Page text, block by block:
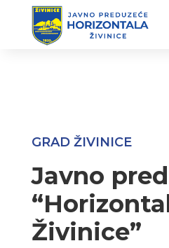
GRAD ŽIVINICE
Javno
Živinice”